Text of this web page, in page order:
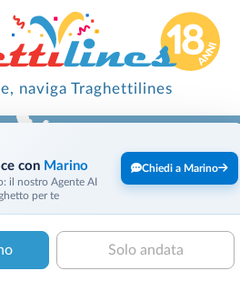
naviga Traghettilines
con Marino
il nostro Agente AI
per te
Chiedi a Marino
Solo andata